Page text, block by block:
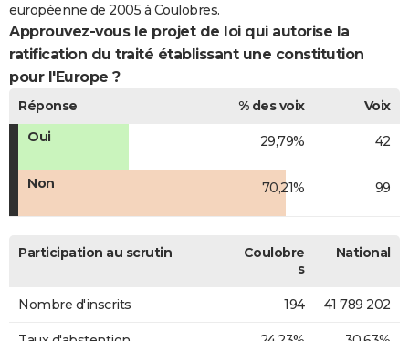
Bricolage
Lifestyle
Culture
Sport
Auto
Television
Voyage
Cinema
européenne de 2005 à Coulobres.
Approuvez-vous le projet de loi qui autorise la
ratification du traité établissant une constitution
pour l'Europe ?
Réponse % des voix
Voix
Oui
29,79% 42
Non 70,21% 99
Participation au scrutin
Coulobre
s
National
Nombre d'inscrits 194 41 789 202